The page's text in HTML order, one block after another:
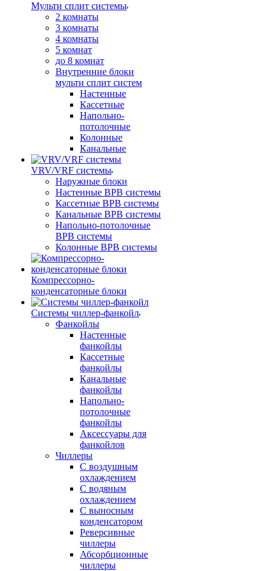
Мульти сплит системы
2 комнаты
3 комнаты
4 комнаты
5 комнат
до 8 комнат
Внутренние блоки
мульти сплит систем
Настенные
Кассетные
Напольно-
потолочные
Колонные
Канальные
VRV/VRF системы
Наружные блоки
Настенные ВРВ системы
Кассетные ВРВ системы
Канальные ВРВ системы
Напольно-потолочные
ВРВ системы
Колонные ВРВ системы
Компрессорно-
конденсаторные блоки
Системы чиллер-фанкойл
Фанкойлы
Настенные
фанкойлы
Кассетные
фанкойлы
Канальные
фанкойлы
Напольно-
потолочные
фанкойлы
Аксессуары для
фанкойлов
Чиллеры
С воздушным
охлаждением
С водяным
охлаждением
С выносным
конденсатором
Реверсивные
чиллеры
Абсорбционные
чиллеры